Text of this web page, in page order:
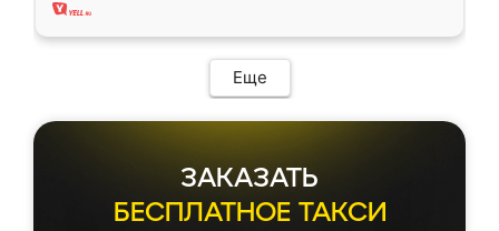
Еще
ЗАКАЗАТЬ
БЕСПЛАТНОЕ ТАКСИ